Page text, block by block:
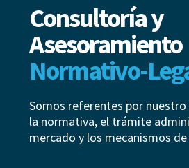
Consultoría y
Asesoramiento
Normativo-
Somos referentes por
la normativa, el trámite
mercado y los mecanismos